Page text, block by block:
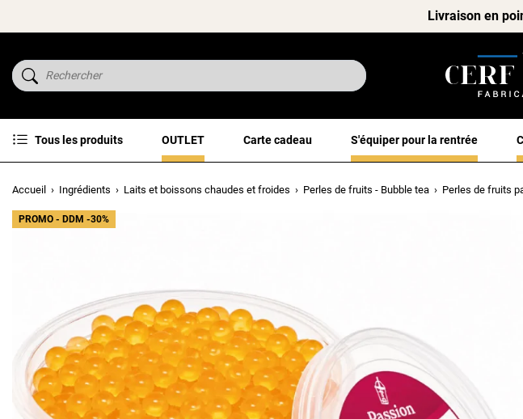
Livraison en
Tous les produits OUTLET Carte cadeau S'équiper pour la rentrée
Accueil Ingrédients Laits et boissons chaudes et froides Perles de fruits - Bubble tea Perles de fruits
PROMO - DDM -30%